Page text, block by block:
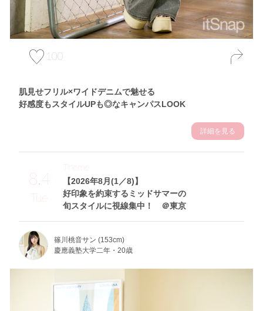
100
肌見せフリル×ワイドデニムで魅せる
好感度もスタイルUPも◎なキャンパスLOOK
詳細を見る
8.4
Tue
【2026年8月(1／8)】
好印象を約束するミッドサマーの
旬スタイルに視線集中！ ＠東京
Theme
篠川桃音サン (153cm)
慶應義塾大学二年・20歳